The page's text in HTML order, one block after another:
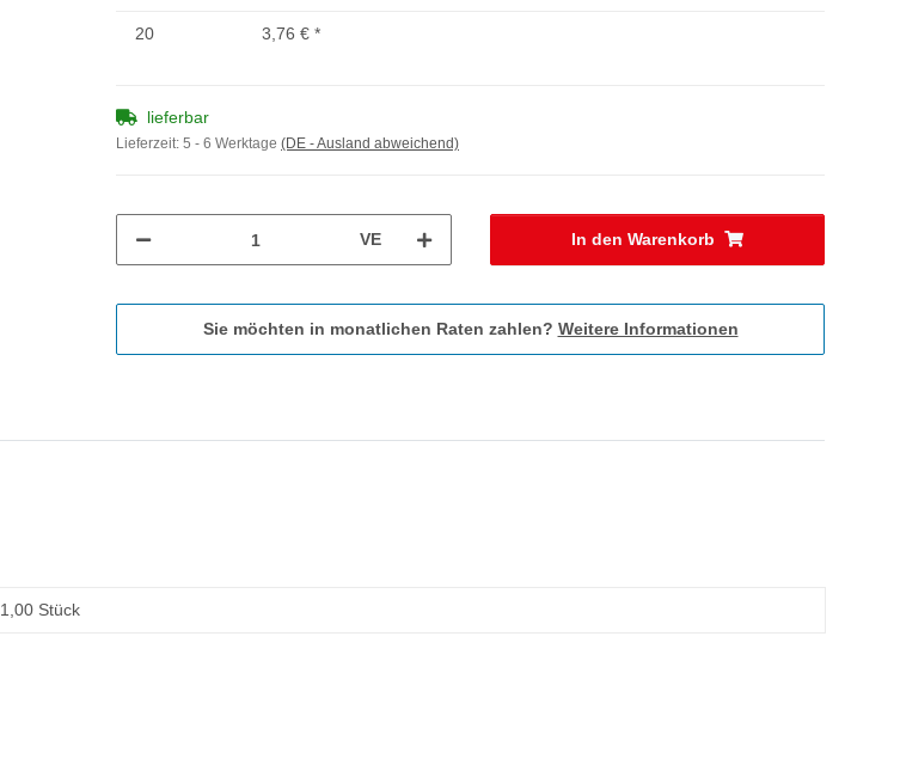
20 3,76 € *
lieferbar
Lieferzeit: 5 - 6 Werktage (DE - Ausland abweichend)
VE In den Warenkorb
Sie möchten in monatlichen Raten zahlen? Weitere Informationen
1,00 Stück